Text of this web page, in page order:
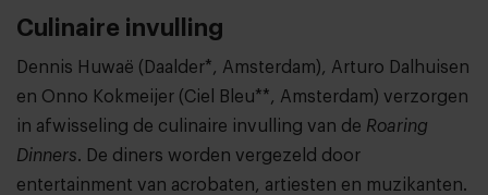
Culinaire invulling
Dennis Huwaë (Daalder*, Amsterdam), Arturo Dalhuisen
en Onno Kokmeijer (Ciel Bleu**, Amsterdam) verzorgen
in afwisseling de culinaire invulling van de Roaring
Dinners. De diners worden vergezeld door
entertainment van acrobaten, artiesten en muzikanten.